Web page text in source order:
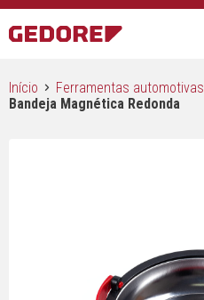
Início Ferramentas automotivas
Bandeja Magnética Redonda